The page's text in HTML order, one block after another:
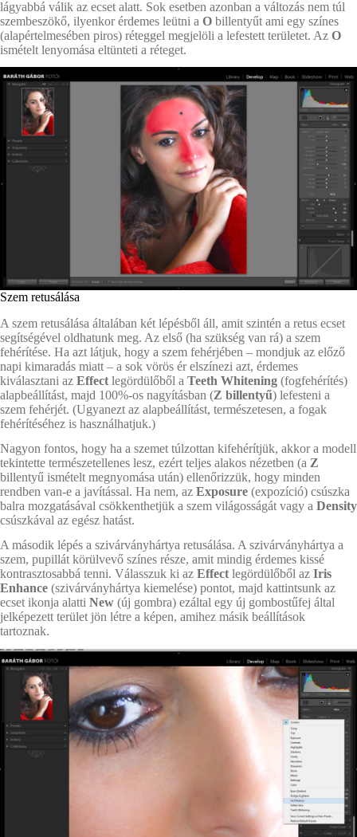
lágyabbá válik az ecset alatt. Sok esetben azonban a változás nem túl
szembeszökő, ilyenkor érdemes leütni a O billentyűt ami egy színes
(alapértelmesében piros) réteggel megjelöli a lefestett területet. Az O
ismételt lenyomása eltünteti a réteget.
Szem retusálása
A szem retusálása általában két lépésből áll, amit szintén a retus ecset
segítségével oldhatunk meg. Az első (ha szükség van rá) a szem
fehérítése. Ha azt látjuk, hogy a szem fehérjében – mondjuk az előző
napi kimaradás miatt – a sok vörös ér elszínezi azt, érdemes
kiválasztani az Effect legördülőből a Teeth Whitening (fogfehérítés)
alapbeállítást, majd 100%-os nagyításban (Z billentyű) lefesteni a
szem fehérjét. (Ugyanezt az alapbeállítást, természetesen, a fogak
fehérítéséhez is használhatjuk.)
Nagyon fontos, hogy ha a szemet túlzottan kifehérítjük, akkor a modell
tekintette természetellenes lesz, ezért teljes alakos nézetben (a Z
billentyű ismételt megnyomása után) ellenőrizzük, hogy minden
rendben van-e a javítással. Ha nem, az Exposure (expozíció) csúszka
balra mozgatásával csökkenthetjük a szem világosságát vagy a Density
csúszkával az egész hatást.
A második lépés a szivárványhártya retusálása. A szivárványhártya a
szem, pupillát körülvevő színes része, amit mindig érdemes kissé
kontrasztosabbá tenni. Válasszuk ki az Effect legördülőből az Iris
Enhance (szivárványhártya kiemelése) pontot, majd kattintsunk az
ecset ikonja alatti New (új gombra) ezáltal egy új gombostűfej által
jelképezett terület jön létre a képen, amihez másik beállítások
tartoznak.